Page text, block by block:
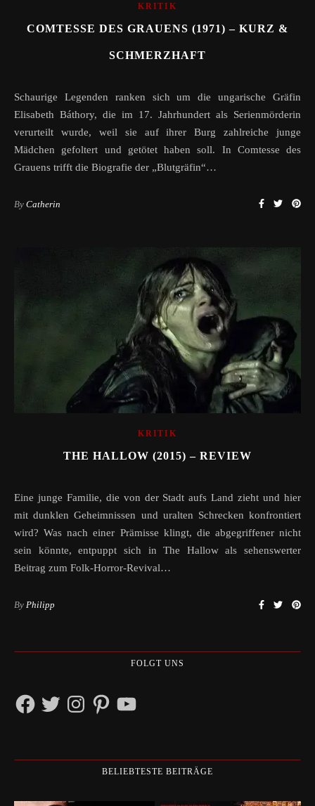
KRITIK
COMTESSE DES GRAUENS (1971) – KURZ &
SCHMERZHAFT
Schaurige Legenden ranken sich um die ungarische Gräfin
Elisabeth Báthory, die im 17. Jahrhundert als Serienmörderin
verurteilt wurde, weil sie auf ihrer Burg zahlreiche junge
Mädchen gefoltert und getötet haben soll. In Comtesse des
Grauens trifft die Biografie der „Blutgräfin“…
By Catherin
KRITIK
THE HALLOW (2015) – REVIEW
Eine junge Familie, die von der Stadt aufs Land zieht und hier
mit dunklen Geheimnissen und uralten Schrecken konfrontiert
wird? Was nach einer Prämisse klingt, die abgegriffener nicht
sein könnte, entpuppt sich in The Hallow als sehenswerter
Beitrag zum Folk-Horror-Revival…
By Philipp
FOLGT UNS
FacebookTwitterInstagramPinterestYouTube
BELIEBTESTE BEITRÄGE